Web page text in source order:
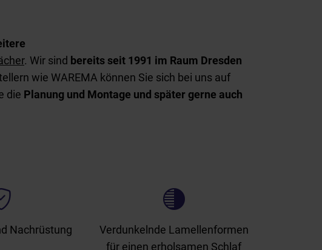
. Wir sind bereits seit 1991 im Raum Dresden
wie WAREMA können Sie sich bei uns auf
die Planung und Montage und später gerne auch
Nachrüstung
Verdunkelnde Lamellenformen
für einen erholsamen Schlaf